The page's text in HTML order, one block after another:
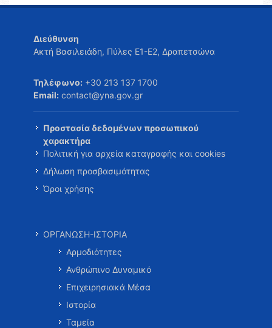
Διεύθυνση
Ακτή Βασιλειάδη, Πύλες Ε1-Ε2, Δραπετσώνα
Τηλέφωνο: +30 213 137 1700
Email: contact@yna.gov.gr
Προστασία δεδομένων προσωπικού
χαρακτήρα
Πολιτική για αρχεία καταγραφής και cookies
Δήλωση προσβασιμότητας
Όροι χρήσης
ΟΡΓΑΝΩΣΗ-ΙΣΤΟΡΙΑ
Αρμοδιότητες
Ανθρώπινο Δυναμικό
Επιχειρησιακά Μέσα
Ιστορία
Ταμεία